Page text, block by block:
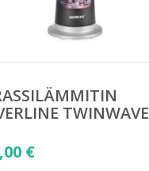
TWINWAVE
€